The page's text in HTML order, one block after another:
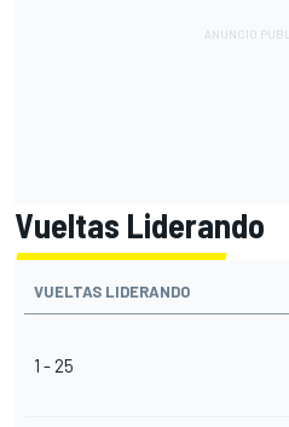
Vueltas Liderando
VUELTAS LIDERANDO
1 - 25